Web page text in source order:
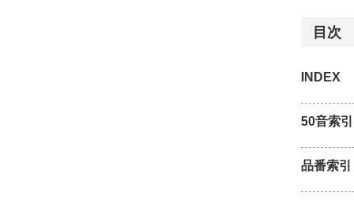
目次
INDEX
50音索引
品番索引